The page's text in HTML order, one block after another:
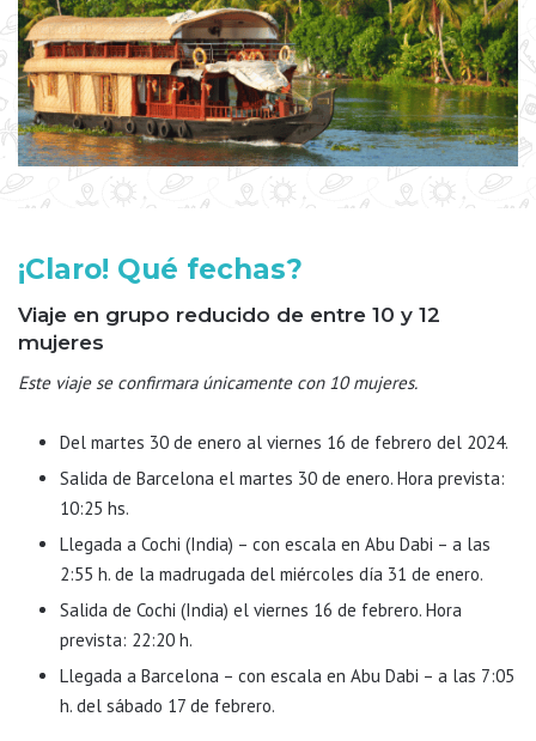
¡Claro! Qué fechas?
Viaje en grupo reducido de entre 10 y 12
mujeres
Este viaje se confirmara únicamente con 10 mujeres.
Del martes 30 de enero al viernes 16 de febrero del 2024.
Salida de Barcelona el martes 30 de enero. Hora prevista:
10:25 hs.
Llegada a Cochi (India) – con escala en Abu Dabi – a las
2:55 h. de la madrugada del miércoles día 31 de enero.
Salida de Cochi (India) el viernes 16 de febrero. Hora
prevista: 22:20 h.
Llegada a Barcelona – con escala en Abu Dabi – a las 7:05
h. del sábado 17 de febrero.